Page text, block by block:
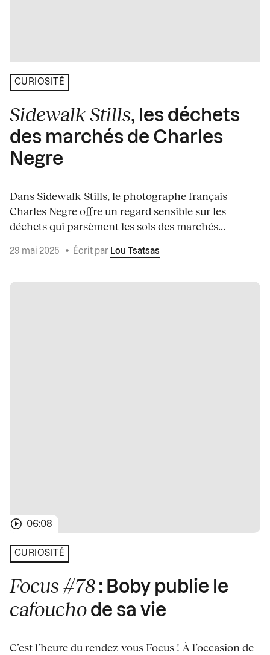
CURIOSITÉ
Sidewalk Stills, les déchets
des marchés de Charles
Negre
Dans Sidewalk Stills, le photographe français
Charles Negre offre un regard sensible sur les
déchets qui parsèment les sols des marchés...
29 mai 2025 • Écrit par Lou Tsatsas
06:08
CURIOSITÉ
Focus #78 : Boby publie le
cafoucho de sa vie
C’est l’heure du rendez-vous Focus ! À l’occasion de